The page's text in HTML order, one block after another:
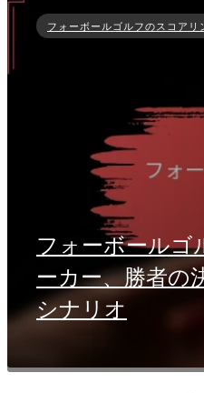
フォーボールゴルフのスコアリ
フォーボールゴ
ーカー、勝者の
シナリオ